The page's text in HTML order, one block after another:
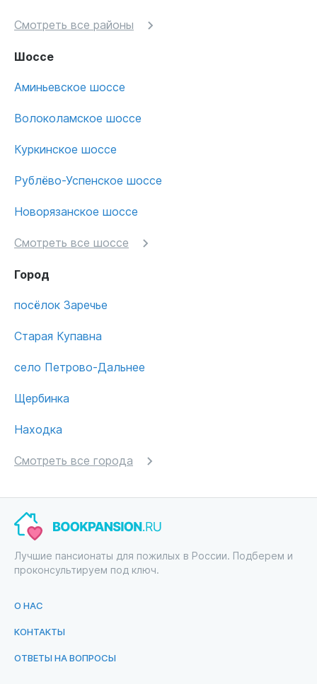
Смотреть все районы
Шоссе
Аминьевское шоссе
Волоколамское шоссе
Куркинское шоссе
Рублёво-Успенское шоссе
Новорязанское шоссе
Смотреть все шоссе
Город
посёлок Заречье
Старая Купавна
село Петрово-Дальнее
Щербинка
Находка
Смотреть все города
Лучшие пансионаты для пожилых в России. Подберем и
проконсультируем под ключ.
О НАС
КОНТАКТЫ
ОТВЕТЫ НА ВОПРОСЫ